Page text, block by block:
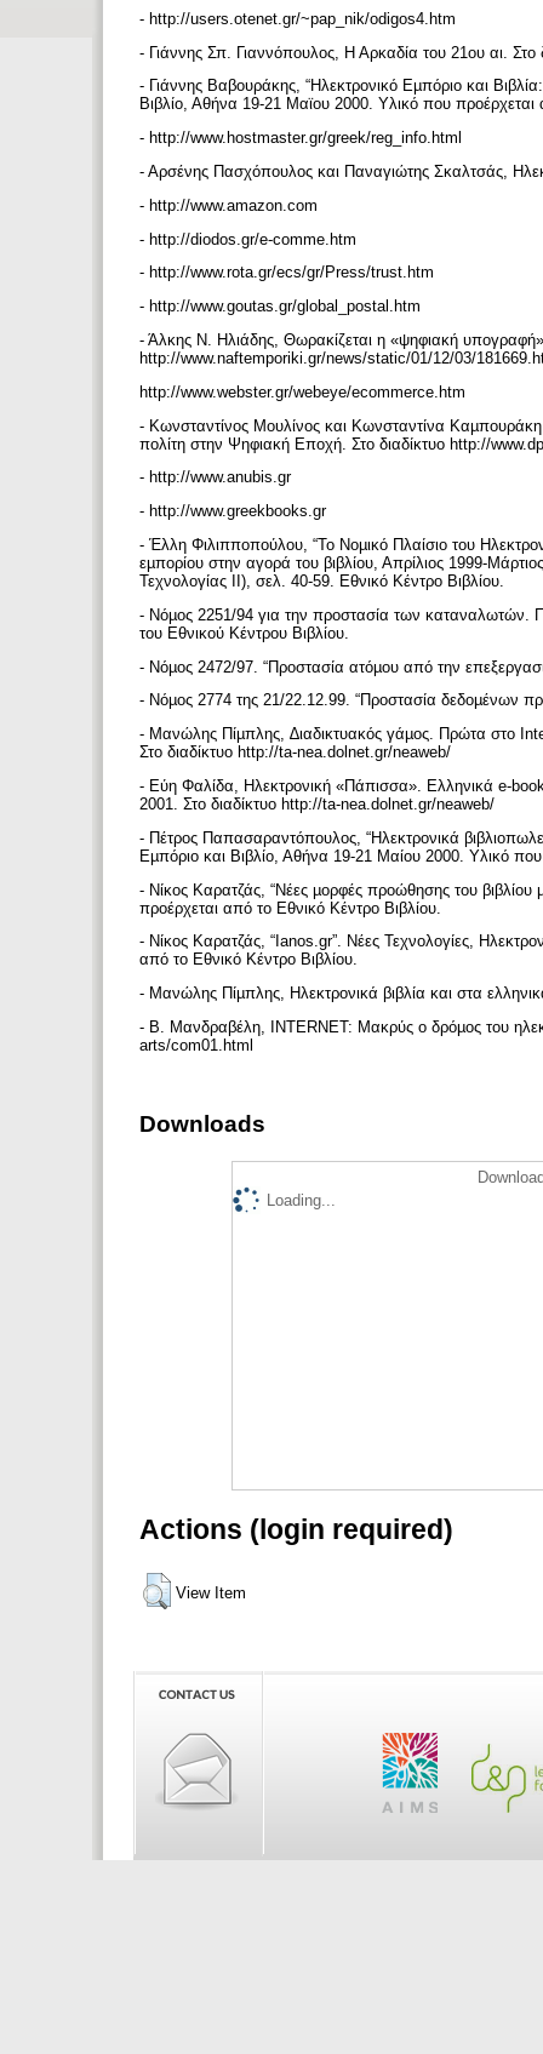
- http://users.otenet.gr/~pap_nik/odigos4.htm
- Γιάννης Σπ. Γιαννόπουλος, Η Αρκαδία του 21ου αι.
- Γιάννης Βαβουράκης, “Ηλεκτρονικό Εµπόριο και
Βιβλίο, Αθήνα 19-21 Μαϊου 2000. Υλικό που
- http://www.hostmaster.gr/greek/reg_info.html
- Αρσένης Πασχόπουλος και Παναγιώτης Σκαλτσάς,
- http://www.amazon.com
- http://diodos.gr/e-comme.htm
- http://www.rota.gr/ecs/gr/Press/trust.htm
- http://www.goutas.gr/global_postal.htm
- Άλκης Ν. Ηλιάδης, Θωρακίζεται η «ψηφιακή
http://www.naftemporiki.gr/news/static/01/12/03/
http://www.webster.gr/webeye/ecommerce.htm
- Κωνσταντίνος Μουλίνος και Κωνσταντίνα
πολίτη στην Ψηφιακή Εποχή. Στο διαδίκτυο http://
- http://www.anubis.gr
- http://www.greekbooks.gr
- Έλλη Φιλιπποπούλου, “Το Νοµικό Πλαίσιο του
εµπορίου στην αγορά του βιβλίου, Απρίλιος 1999-
Τεχνολογίας ΙΙ), σελ. 40-59. Εθνικό Κέντρο Βιβλίου.
- Νόµος 2251/94 για την προστασία των καταναλωτών.
του Εθνικού Κέντρου Βιβλίου.
- Νόµος 2472/97. “Προστασία ατόµου από την
- Νόµος 2774 της 21/22.12.99. “Προστασία δεδοµένων
- Μανώλης Πίµπλης, ∆ιαδικτυακός γάµος. Πρώτα στο
Στο διαδίκτυο http://ta-nea.dolnet.gr/neaweb/
- Εύη Φαλίδα, Ηλεκτρονική «Πάπισσα». Ελληνικά e-
2001. Στο διαδίκτυο http://ta-nea.dolnet.gr/neaweb/
- Πέτρος Παπασαραντόπουλος, “Hλεκτρονικά
Εµπόριο και Βιβλίο, Αθήνα 19-21 Μαίου 2000. Υλικό
- Νίκος Καρατζάς, “Νέες µορφές προώθησης του βιβλίου
προέρχεται από το Εθνικό Κέντρο Βιβλίου.
- Νίκος Καρατζάς, “Ianos.gr”. Νέες Τεχνολογίες,
από το Εθνικό Κέντρο Βιβλίου.
- Μανώλης Πίµπλης, Ηλεκτρονικά βιβλία και στα
- Β. Μανδραβέλη, INTERNET: Μακρύς ο δρόµος του
arts/com01.html
Downloads
Loading...
Actions (login required)
View Item